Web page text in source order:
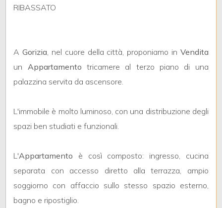
RIBASSATO
AGorizia, nel cuore della città, proponiamo in Vendita
un Appartamento tricamere al terzo piano di una
palazzina servita da ascensore.
L'immobile è molto luminoso, con una distribuzione degli
spazi ben studiati e funzionali.
L'Appartamento è così composto: ingresso, cucina
separata con accesso diretto alla terrazza, ampio
soggiorno con affaccio sullo stesso spazio esterno,
bagno e ripostiglio.
minimi
1
2
3